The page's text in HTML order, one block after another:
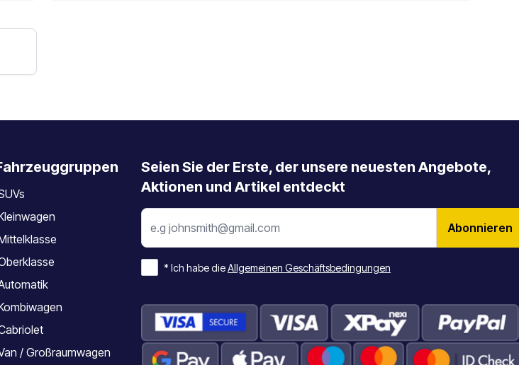
/ Großraumwagen
Seien Sie der Erste, der unsere neuesten Angebote,
Aktionen und Artikel entdeckt
Abonnieren
* Ich habe dieAllgemeinen Geschäftsbedingungen